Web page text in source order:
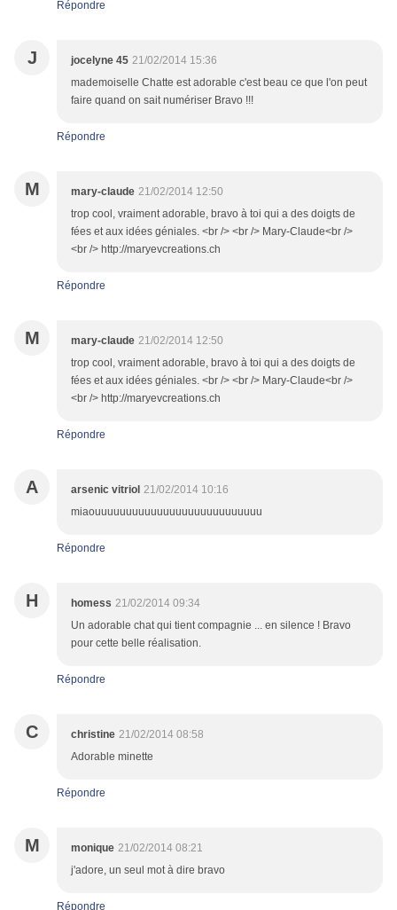
Répondre
J jocelyne 45 21/02/2014 15:36
mademoiselle Chatte est adorable c'est beau ce que l'on peut
faire quand on sait numériser Bravo !!!
Répondre
M mary-claude 21/02/2014 12:50
trop cool, vraiment adorable, bravo à toi qui a des doigts de
fées et aux idées géniales. <br /> <br /> Mary-Claude<br />
<br /> http://maryevcreations.ch
Répondre
M mary-claude 21/02/2014 12:50
trop cool, vraiment adorable, bravo à toi qui a des doigts de
fées et aux idées géniales. <br /> <br /> Mary-Claude<br />
<br /> http://maryevcreations.ch
Répondre
A arsenic vitriol 21/02/2014 10:16
miaouuuuuuuuuuuuuuuuuuuuuuuuuuu
Répondre
H homess 21/02/2014 09:34
Un adorable chat qui tient compagnie ... en silence ! Bravo
pour cette belle réalisation.
Répondre
C christine 21/02/2014 08:58
Adorable minette
Répondre
M monique 21/02/2014 08:21
j'adore, un seul mot à dire bravo
Répondre